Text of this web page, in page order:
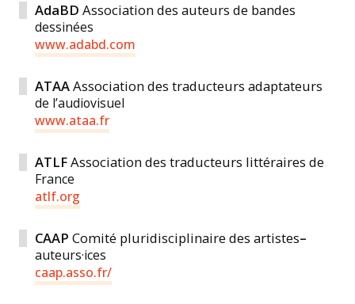
AdaBD Association des auteurs de bandes
dessinées
www.adabd.com
ATAAAssociation des traducteurs adaptateurs
de l’audiovisuel
www.ataa.fr
ATLFAssociation des traducteurs littéraires de
France
atlf.org
CAAP Comité pluridisciplinaire des artistes–
auteurs·ices
caap.asso.fr/